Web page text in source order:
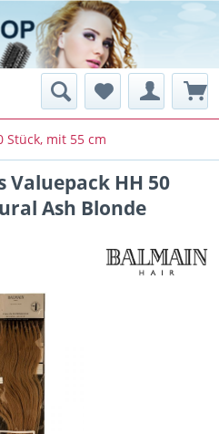
Stück, mit 55 cm
Valuepack HH 50
Ash Blonde